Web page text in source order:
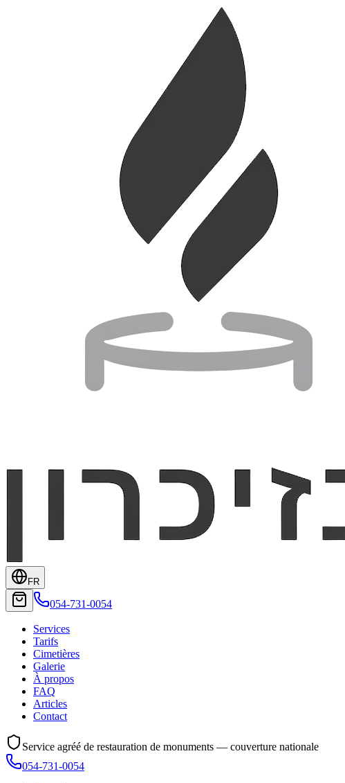
FR
054-731-0054
Services
Tarifs
Cimetières
Galerie
À propos
FAQ
Articles
Contact
Service agréé de restauration de monuments — couverture nationale
054-731-0054